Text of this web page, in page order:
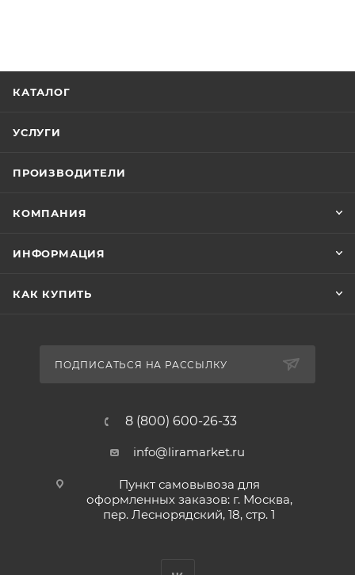
КАТАЛОГ
УСЛУГИ
ПРОИЗВОДИТЕЛИ
КОМПАНИЯ
ИНФОРМАЦИЯ
КАК КУПИТЬ
ПОДПИСАТЬСЯ НА РАССЫЛКУ
8 (800) 600-26-33
info@liramarket.ru
Пункт самовывоза для
оформленных заказов: г. Москва,
пер. Леснорядский, 18, стр. 1